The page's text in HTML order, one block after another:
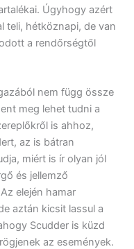
Úgyhogy azért
teli, hétköznapi, de van
a rendőrségtől
nem függ össze
meg lehet tudni a
is ahhoz,
az is bátran
miért is ír olyan jól
és jellemző
elején hamar
aztán kicsit lassul a
Scudder is küzd
az események.